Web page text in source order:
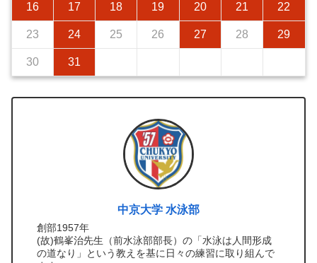
16 17 18 19 20 21 22
23 24 25 26 27 28 29
30 31
中京大学 水泳部
創部1957年
(故)鶴峯治先生（前水泳部部長）の「水泳は人間形成
の道なり」という教えを基に日々の練習に取り組んで